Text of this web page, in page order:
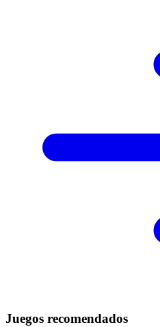
Juegos recomendados